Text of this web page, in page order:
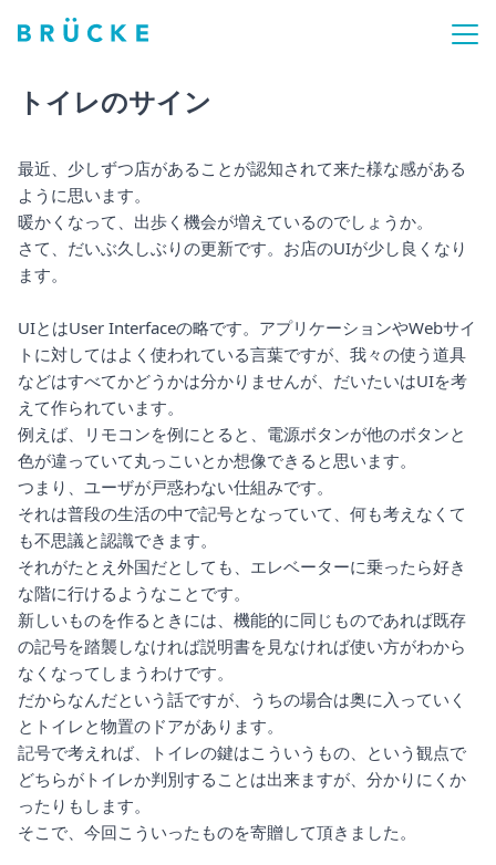
トイレのサイン
最近、少しずつ店があることが認知されて来た様な感がある
ように思います。
暖かくなって、出歩く機会が増えているのでしょうか。
さて、だいぶ久しぶりの更新です。お店のUIが少し良くなり
ます。
UIとはUser Interfaceの略です。アプリケーションやWebサイ
トに対してはよく使われている言葉ですが、我々の使う道具
などはすべてかどうかは分かりませんが、だいたいはUIを考
えて作られています。
例えば、リモコンを例にとると、電源ボタンが他のボタンと
色が違っていて丸っこいとか想像できると思います。
つまり、ユーザが戸惑わない仕組みです。
それは普段の生活の中で記号となっていて、何も考えなくて
も不思議と認識できます。
それがたとえ外国だとしても、エレベーターに乗ったら好き
な階に行けるようなことです。
新しいものを作るときには、機能的に同じものであれば既存
の記号を踏襲しなければ説明書を見なければ使い方がわから
なくなってしまうわけです。
だからなんだという話ですが、うちの場合は奥に入っていく
とトイレと物置のドアがあります。
記号で考えれば、トイレの鍵はこういうもの、という観点で
どちらがトイレか判別することは出来ますが、分かりにくか
ったりもします。
そこで、今回こういったものを寄贈して頂きました。